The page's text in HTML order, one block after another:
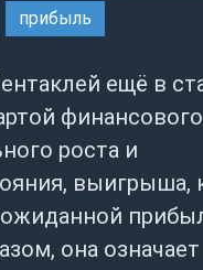
прибыль
ещё в
финансового
роста и
выигрыша,
она